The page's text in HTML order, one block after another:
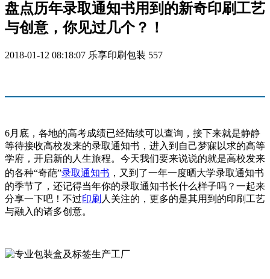
盘点历年录取通知书用到的新奇印刷工艺
与创意，你见过几个？！
2018-01-12 08:18:07 乐享印刷包装 557
6月底，各地的高考成绩已经陆续可以查询，接下来就是静静
等待接收高校发来的录取通知书，进入到自己梦寐以求的高等
学府，开启新的人生旅程。今天我们要来说说的就是高校发来
的各种“奇葩”录取通知书 ，又到了一年一度晒大学录取通知书
的季节了，还记得当年你的录取通知书长什么样子吗？一起来
分享一下吧！不过印刷 人关注的，更多的是其用到的印刷工艺
与融入的诸多创意。